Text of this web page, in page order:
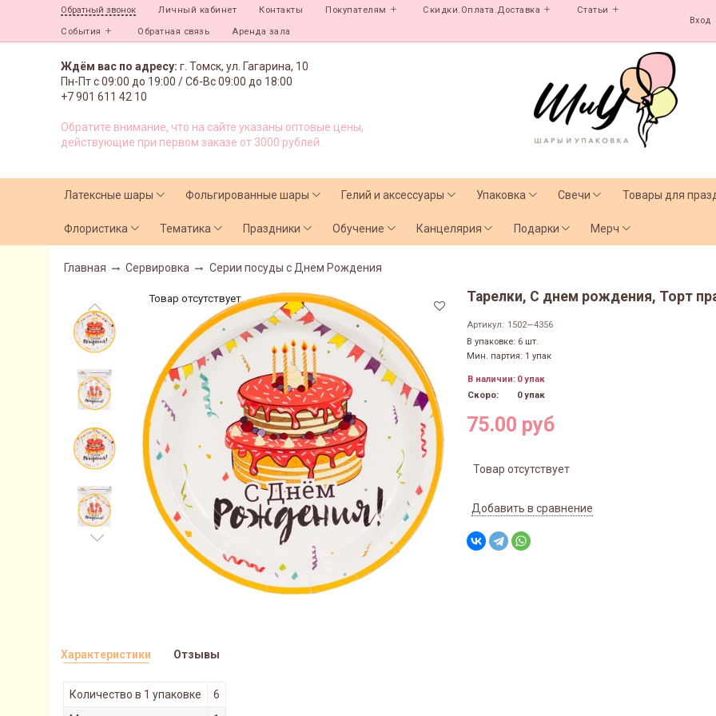
Обратный звонок Личный кабинет Контакты Покупателям Скидки.Оплата.Доставка Статьи
События Обратная связь Аренда зала
Вход
Ждём вас по адресу: г. Томск, ул. Гагарина, 10
Пн-Пт с09:00 до 19:00 /Сб-Вс 09:00 до 18:00
+7 901 611 42 10
Обратите внимание, что на сайте указаны оптовые цены,
действующие при первом заказе от 3000 рублей.
Латексные шары Фольгированные шары Гелий и аксессуары Упаковка Свечи Товары для
Флористика Тематика Праздники Обучение Канцелярия Подарки Мерч
Главная Сервировка Серии посуды с Днем Рождения
Товар отсутствует Тарелки, С днем рождения, Торт
Артикул: 1502—4356
В упаковке: 6 шт.
Мин. партия: 1 упак
В наличии: 0 упак
Скоро:
0 упак
75.00 руб
Товар отсутствует
Добавить в сравнение
Характеристики
Количество в 1 упаковке
6
Отзывы